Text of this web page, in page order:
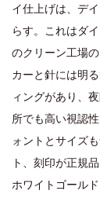
イ仕上げは、デ
らす。これはダ
のクリーン工場
カーと針には明
ィングがあり、
所でも高い視認
ォントとサイズ
ト、刻印が正規
ホワイトゴール